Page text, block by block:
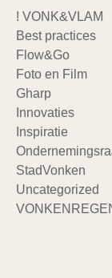
! VONK&VLAM
Best practices
Flow&Go
Foto en Film
Gharp
Innovaties
Inspiratie
StadVonken
Uncategorized